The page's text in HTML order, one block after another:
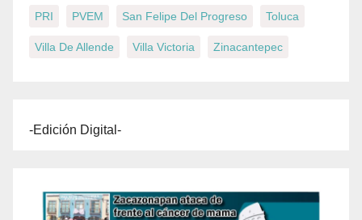
PRI PVEM San Felipe Del Progreso Toluca
Villa De Allende Villa Victoria Zinacantepec
-Edición Digital-